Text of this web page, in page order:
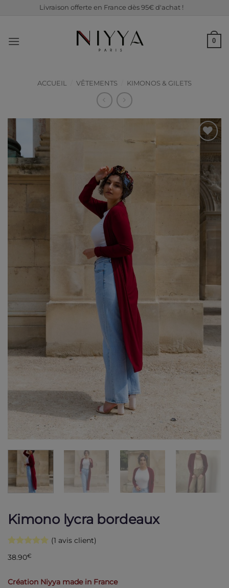
Livraison offerte en France dès 95€ d'achat !
0
ACCUEIL VÊTEMENTS KIMONOS & GILETS
liste de
souhaits
Kimono lycra bordeaux
5
5 basé sur
client
(1 avis client)
38.90€
Création Niyya made in France